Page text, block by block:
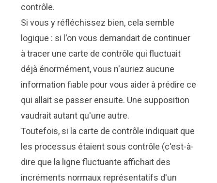
contrôle.
Si vous y réfléchissez bien, cela semble
logique : si l'on vous demandait de continuer
à tracer une carte de contrôle qui fluctuait
déjà énormément, vous n'auriez aucune
information fiable pour vous aider à prédire ce
qui allait se passer ensuite. Une supposition
vaudrait autant qu'une autre.
Toutefois, si la carte de contrôle indiquait que
les processus étaient sous contrôle (c'est-à-
dire que la ligne fluctuante affichait des
incréments normaux représentatifs d'un